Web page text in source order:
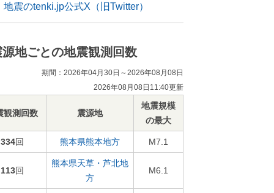
地震のtenki.jp公式X（旧Twitter）
源地ごとの地震観測回数
期間：2026年04月30日～2026年08月08日
2026年08月08日11:40更新
観測回数 震源地
地震規模
の最大
334回 熊本県熊本地方 M7.1
113回
熊本県天草・芦北地
方
M6.1